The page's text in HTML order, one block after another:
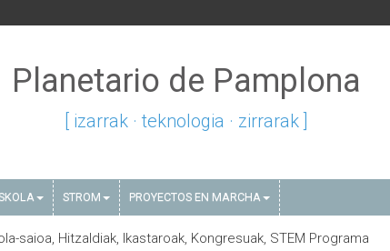
Planetario de Pamplona
[ izarrak · teknologia · zirrarak ]
STROM PROYECTOS EN MARCHA
saioa, Hitzaldiak, Ikastaroak, Kongresuak, STEM Programa